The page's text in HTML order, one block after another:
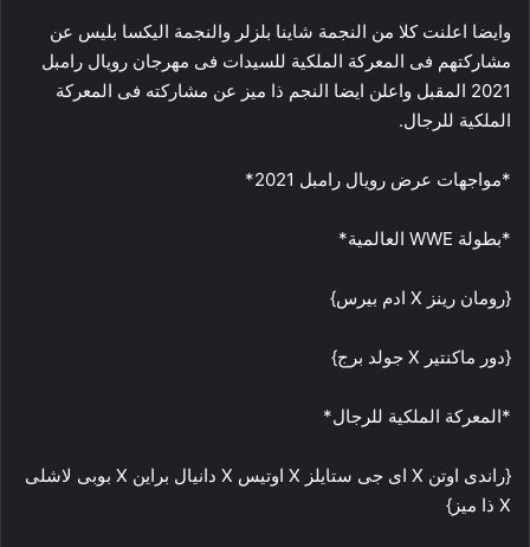
وايضا اعلنت كلا من النجمة شاينا بلزلر والنجمة اليكسا بليس عن
مشاركتهم فى المعركة الملكية للسيدات فى مهرجان رويال رامبل
2021 المقبل واعلن ايضا النجم ذا ميز عن مشاركته فى المعركة
الملكية للرجال.
*مواجهات عرض رويال رامبل 2021*
*بطولة WWE العالمية*
{رومان رينز X ادم بيرس}
{دور ماكنتير X جولد برج}
*المعركة الملكية للرجال*
{راندى اوتن X اى جى ستايلز X اوتيس X دانيال براين X بوبى لاشلى
X ذا ميز}